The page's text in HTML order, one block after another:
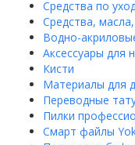
Средства по
Средства,
Водно-
Аксессуары для
Кисти
Материалы для
Переводные
Пилки
Смарт файлы